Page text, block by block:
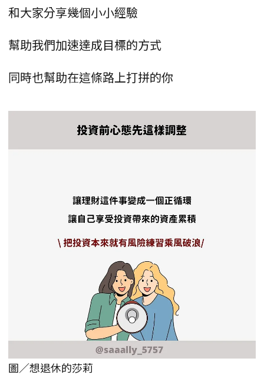
和大家分享幾個小小經驗
幫助我們加速達成目標的方式
同時也幫助在這條路上打拼的你
圖／想退休的莎莉